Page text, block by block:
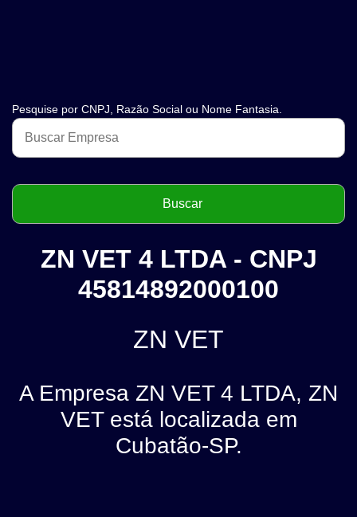
Pesquise por CNPJ, Razão Social ou Nome Fantasia.
ZN VET 4 LTDA - CNPJ
45814892000100
ZN VET
A Empresa ZN VET 4 LTDA, ZN
VET está localizada em
Cubatão-SP.